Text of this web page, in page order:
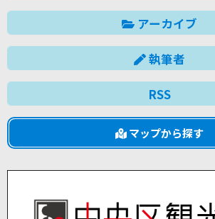
アーカイブ
執筆者
RSS
マップから探す